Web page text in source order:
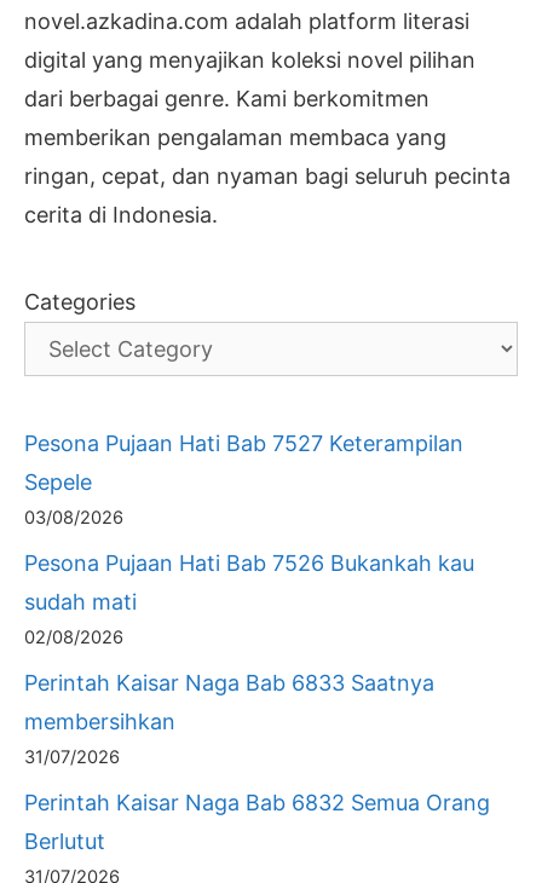
novel.azkadina.com adalah platform literasi
digital yang menyajikan koleksi novel pilihan
dari berbagai genre. Kami berkomitmen
memberikan pengalaman membaca yang
ringan, cepat, dan nyaman bagi seluruh pecinta
cerita di Indonesia.
Categories
Pesona Pujaan Hati Bab 7527 Keterampilan
Sepele
03/08/2026
Pesona Pujaan Hati Bab 7526 Bukankah kau
sudah mati
02/08/2026
Perintah Kaisar Naga Bab 6833 Saatnya
membersihkan
31/07/2026
Perintah Kaisar Naga Bab 6832 Semua Orang
Berlutut
31/07/2026